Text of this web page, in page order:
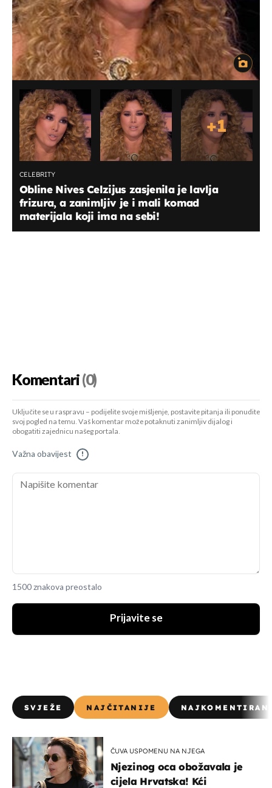
+1
CELEBRITY
Obline Nives Celzijus zasjenila je lavlja
frizura, a zanimljiv je i mali komad
materijala koji ima na sebi!
Komentari(0)
Uključite se u raspravu – podijelite svoje mišljenje, postavite pitanja ili ponudite
svoj pogled na temu. Vaš komentar može potaknuti zanimljiv dijalog i
obogatiti zajednicu našeg portala.
Važna obavijest !
1500 znakova preostalo
Prijavite se
SVJEŽE NAJČITANIJE
ČUVA USPOMENU NA NJEGA
Njezinog oca obožavala je
cijela Hrvatska! Kći